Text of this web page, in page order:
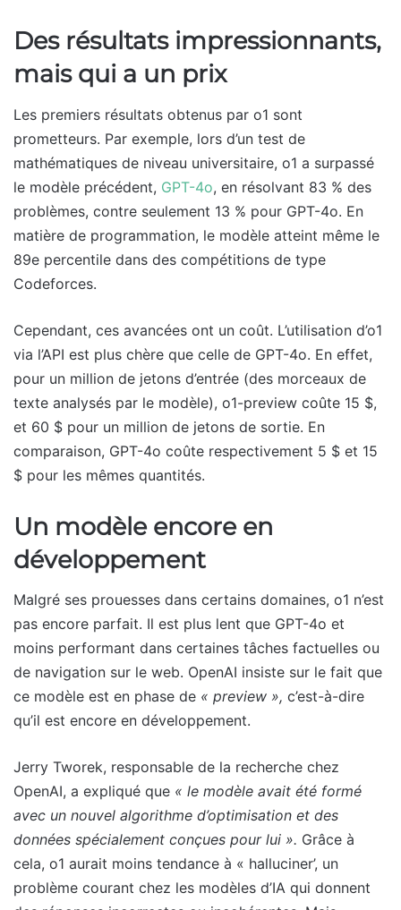
Des résultats impressionnants,
mais qui a un prix
Les premiers résultats obtenus par o1 sont
prometteurs. Par exemple, lors d’un test de
mathématiques de niveau universitaire, o1 a surpassé
le modèle précédent, GPT-4o, en résolvant 83 % des
problèmes, contre seulement 13 % pour GPT-4o. En
matière de programmation, le modèle atteint même le
89e percentile dans des compétitions de type
Codeforces.
Cependant, ces avancées ont un coût. L’utilisation d’o1
via l’API est plus chère que celle de GPT-4o. En effet,
pour un million de jetons d’entrée (des morceaux de
texte analysés par le modèle), o1-preview coûte 15 $,
et 60 $ pour un million de jetons de sortie. En
comparaison, GPT-4o coûte respectivement 5 $ et 15
$ pour les mêmes quantités.
Un modèle encore en
développement
Malgré ses prouesses dans certains domaines, o1 n’est
pas encore parfait. Il est plus lent que GPT-4o et
moins performant dans certaines tâches factuelles ou
de navigation sur le web. OpenAI insiste sur le fait que
ce modèle est en phase de « preview », c’est-à-dire
qu’il est encore en développement.
Jerry Tworek, responsable de la recherche chez
OpenAI, a expliqué que « le modèle avait été formé
avec un nouvel algorithme d’optimisation et des
données spécialement conçues pour lui ». Grâce à
cela, o1 aurait moins tendance à « halluciner’, un
problème courant chez les modèles d’IA qui donnent